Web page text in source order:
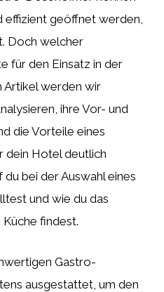
effizient geöffnet werden,
Doch welcher
für den Einsatz in der
Artikel werden wir
ihre Vor- und
die Vorteile eines
dein Hotel deutlich
bei der Auswahl eines
und wie du das
findest.
Gastro-
ausgestattet, um den